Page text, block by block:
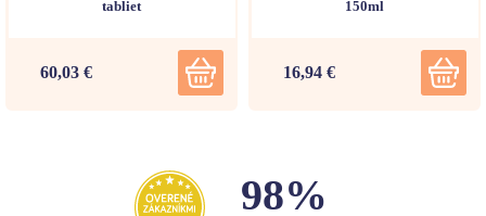
tabliet
60,03 €
150ml
16,94 €
98%